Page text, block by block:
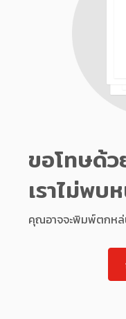
ขอโทษด้ว
เราไม่พ
คุณอาจจะพิมพ์ตกหล่